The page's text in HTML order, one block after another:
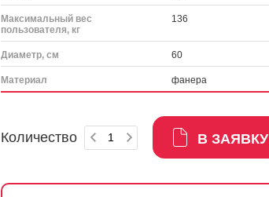
Максимальный вес
пользователя, кг
136
Диаметр, см 60
Материал фанера
Количество В ЗАЯВКУ